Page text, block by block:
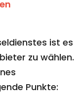
ist es
zu wählen.
Punkte: